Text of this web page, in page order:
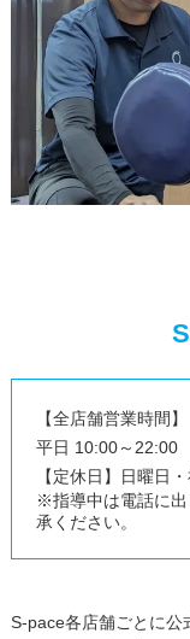
【全店舗営業時間】
平日 10:00～22:00
【定休日】日曜日
※指導中は電話に出
承ください。
S-pace各店舗ごとに公